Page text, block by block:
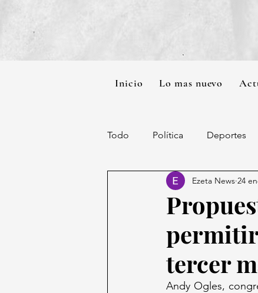
Inicio Lo mas nuevo
Todo Política Deportes
tercer
Ezeta News 24
Andy Ogles,